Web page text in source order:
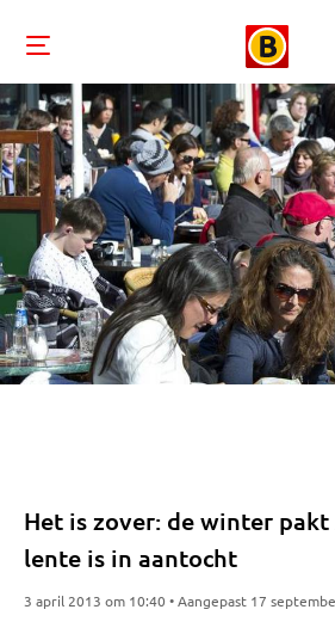
Het is zover: de winter
lente is in aantocht
3 april 2013 om 10:40 • Aangepast 17